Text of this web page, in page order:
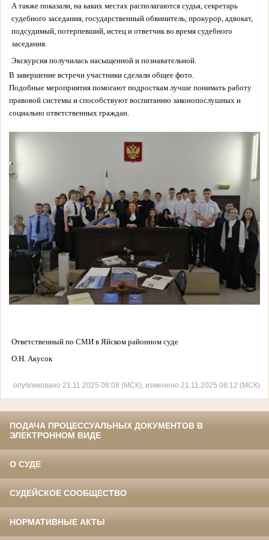
А также показали, на каких местах располагаются судья, секретарь
судебного заседания, государственный обвинитель, прокурор, адвокат,
подсудимый, потерпевший, истец и ответчик во время судебного
заседания.
Экскурсия получилась насыщенной и познавательной.
В завершение встречи участники сделали общее фото.
Подобные мероприятия помогают подросткам лучше понимать работу
правовой системы и способствуют воспитанию законопослушных и
социально ответственных граждан.
Ответственный по СМИ в Яйском районном суде
О.Н. Акусок
опубликовано 21.11.2025 08:08 (МСК), изменено 21.11.2025 08:12 (МСК)
ПОДАЧА ПРОЦЕССУАЛЬНЫХ ДОКУМЕНТОВ В
ЭЛЕКТРОННОМ ВИДЕ
О СУДЕ
СУДЕЙСКОЕ СООБЩЕСТВО
НОРМАТИВНЫЕ АКТЫ